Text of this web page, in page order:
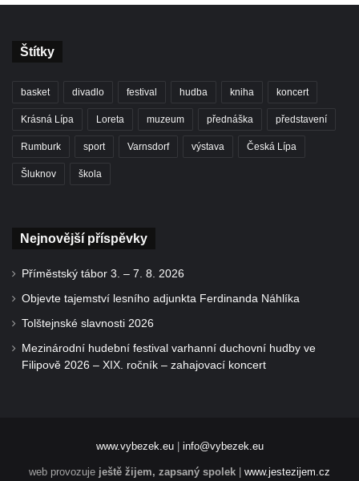
Štítky
basket divadlo festival hudba kniha koncert
Krásná Lípa Loreta muzeum přednáška představení
Rumburk sport Varnsdorf výstava Česká Lípa
Šluknov škola
Nejnovější příspěvky
Příměstský tábor 3. – 7. 8. 2026
Objevte tajemství lesního adjunkta Ferdinanda Náhlíka
Tolštejnské slavnosti 2026
Mezinárodní hudební festival varhanní duchovní hudby ve
Filipově 2026 – XIX. ročník – zahajovací koncert
www.vybezek.eu| info@vybezek.eu
web provozuje ještě žijem, zapsaný spolek www.jestezijem.cz